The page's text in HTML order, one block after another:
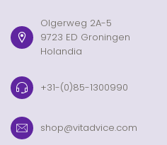
Olgerweg 2A-5
9723 ED Groningen
Holandia
+31-(0)85-1300990
shop@vitadvice.com